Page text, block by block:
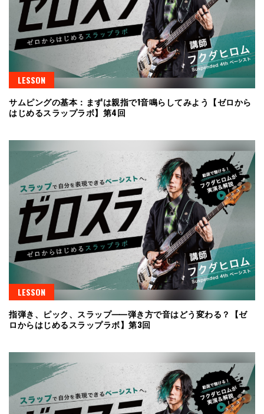
LESSON
サムピングの基本：まずは親指で1音鳴らしてみよう【ゼロから
はじめるスラップラボ】第4回
LESSON
指弾き、ピック、スラップ⸺弾き方で音はどう変わる？【ゼ
ロからはじめるスラップラボ】第3回